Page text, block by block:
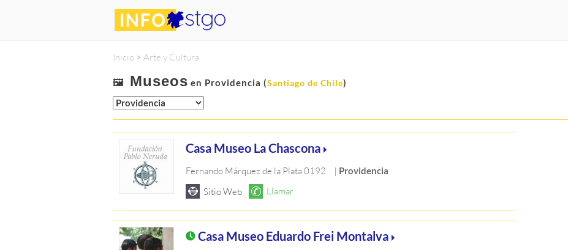
Inicio > Arte y Cultura
🖼️ Museos en Providencia (Santiago de Chile)
Casa Museo La Chascona
Fernando Márquez de la Plata 0192 | Providencia
Casa Museo Eduardo Frei Montalva